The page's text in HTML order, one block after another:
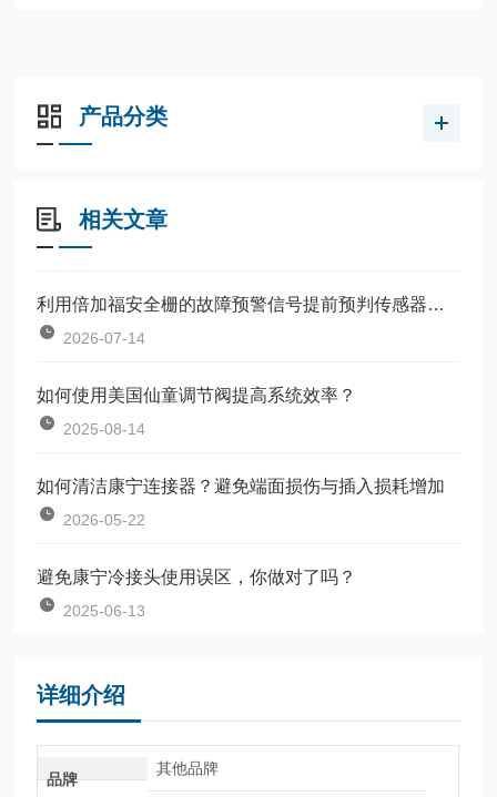
产品分类
相关文章
利用倍加福安全栅的故障预警信号提前预判传感器失效
2026-07-14
如何使用美国仙童调节阀提高系统效率？
2025-08-14
如何清洁康宁连接器？避免端面损伤与插入损耗增加
2026-05-22
避免康宁冷接头使用误区，你做对了吗？
2025-06-13
详细介绍
品牌
其他品牌